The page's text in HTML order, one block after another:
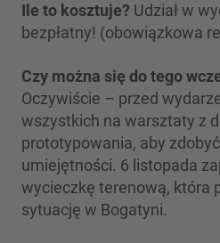
Ile to kosztuje? Udział w
bezpłatny! (obowiązkowa
Czy można się do tego
Oczywiście – przed
wszystkich na warsztaty z
prototypowania, aby
umiejętności. 6 listopada
wycieczkę terenową, która
sytuację w Bogatyni.